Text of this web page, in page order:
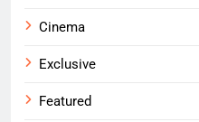
Cinema
Exclusive
Featured